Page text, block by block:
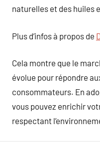
naturelles et des huiles
Plus d’infos à propos de
Cela montre que le
évolue pour répondre
consommateurs. En
vous pouvez enrichir
respectant